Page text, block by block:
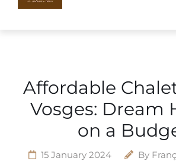
Affordable
Vosges: Dream
on a
15 January 2024 By